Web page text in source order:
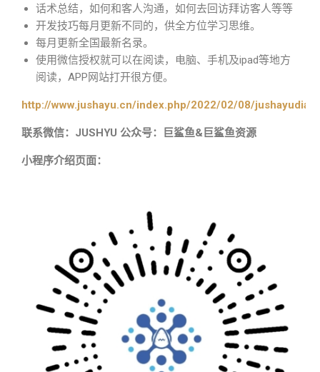
话术总结，如何和客人沟通，如何去回访拜访客人等等
开发技巧每月更新不同的，供全方位学习思维。
每月更新全国最新名录。
使用微信授权就可以在阅读，电脑、手机及ipad等地方
阅读，APP网站打开很方便。
http://www.jushayu.cn/index.php/2022/02/08/
联系微信：JUSHYU 公众号：巨鲨鱼&巨鲨鱼资源
小程序介绍页面：